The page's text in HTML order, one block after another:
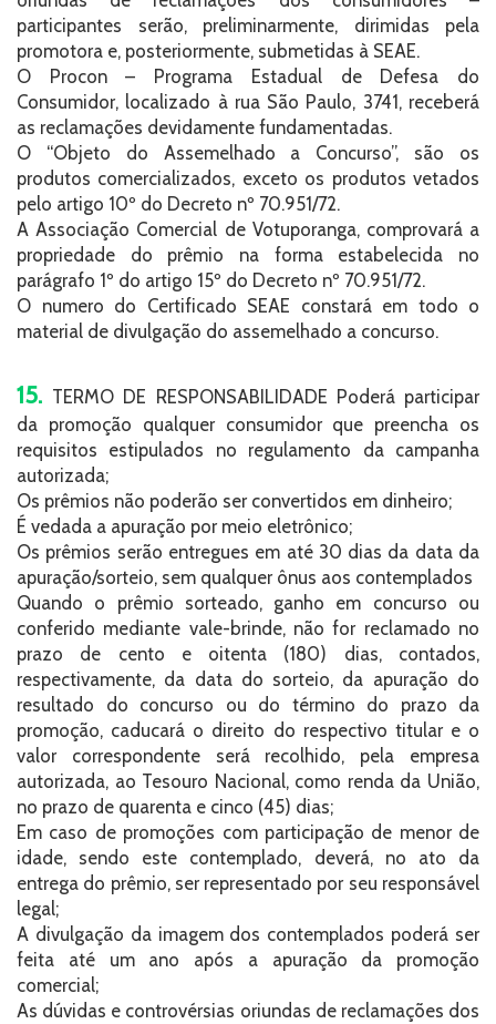
participantes serão, preliminarmente, dirimidas pela
promotora e, posteriormente, submetidas à SEAE.
O Procon – Programa Estadual de Defesa do
Consumidor, localizado à rua São Paulo, 3741, receberá
as reclamações devidamente fundamentadas.
O “Objeto do Assemelhado a Concurso”, são os
produtos comercializados, exceto os produtos vetados
pelo artigo 10º do Decreto nº 70.951/72.
A Associação Comercial de Votuporanga, comprovará a
propriedade do prêmio na forma estabelecida no
parágrafo 1º do artigo 15º do Decreto nº 70.951/72.
O numero do Certificado SEAE constará em todo o
material de divulgação do assemelhado a concurso.
15. TERMO DE RESPONSABILIDADE Poderá participar
da promoção qualquer consumidor que preencha os
requisitos estipulados no regulamento da campanha
autorizada;
Os prêmios não poderão ser convertidos em dinheiro;
É vedada a apuração por meio eletrônico;
Os prêmios serão entregues em até 30 dias da data da
apuração/sorteio, sem qualquer ônus aos contemplados
Quando o prêmio sorteado, ganho em concurso ou
conferido mediante vale-brinde, não for reclamado no
prazo de cento e oitenta (180) dias, contados,
respectivamente, da data do sorteio, da apuração do
resultado do concurso ou do término do prazo da
promoção, caducará o direito do respectivo titular e o
valor correspondente será recolhido, pela empresa
autorizada, ao Tesouro Nacional, como renda da União,
no prazo de quarenta e cinco (45) dias;
Em caso de promoções com participação de menor de
idade, sendo este contemplado, deverá, no ato da
entrega do prêmio, ser representado por seu responsável
legal;
A divulgação da imagem dos contemplados poderá ser
feita até um ano após a apuração da promoção
comercial;
As dúvidas e controvérsias oriundas de reclamações dos